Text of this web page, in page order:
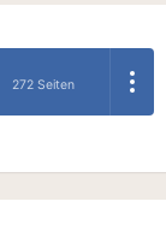
272 Seiten